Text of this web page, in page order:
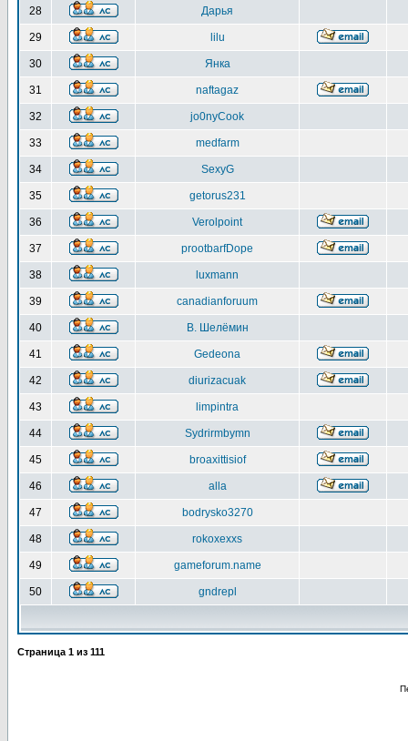
28 Дарья
29 lilu
30 Янка
31 naftagaz
32 jo0nyCook
33 medfarm
34 SexyG
35 getorus231
36 Verolpoint
37 prootbarfDope
38 luxmann
39 canadianforuum
40 В. Шелёмин
41 Gedeona
42 diurizacuak
43 limpintra
44 Sydrirmbymn
45 broaxittisiof
46 alla
47 bodrysko3270
48 rokoxexxs
49 gameforum.name
50 gndrepl
Страница 1 из 111